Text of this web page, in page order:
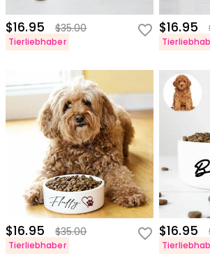
$16.95 $35.00
Tierliebhaber
$16.95
$16.95 $35.00
Tierliebhaber
$16.95